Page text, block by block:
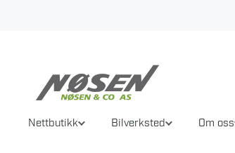
Nettbutikk Bilverksted Om oss